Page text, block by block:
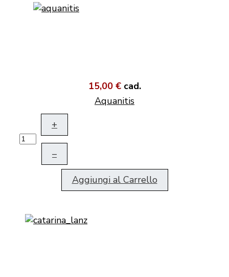
15,00 € cad.
Aquanitis
+
–
Aggiungi al Carrello